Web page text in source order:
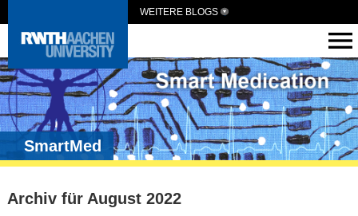
WEITERE BLOGS
SmartMed
Archiv für August 2022